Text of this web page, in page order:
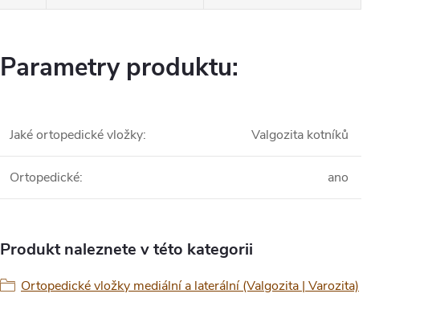
Parametry produktu:
Jaké ortopedické vložky: Valgozita kotníků
Ortopedické: ano
Produkt naleznete v této kategorii
Ortopedické vložky mediální a laterální (Valgozita | Varozita)